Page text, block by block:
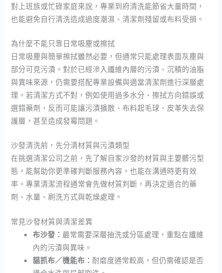
對上班族或忙碌家庭來說，專業到府清洗能節省大量時間，
也能避免自行清洗造成過度潮濕、清潔劑殘留或布料受損。
為什麼不能只靠日常吸塵或擦拭
日常吸塵與簡單擦拭雖然必要，但通常只能處理表面灰塵與
部分可見污漬。對於已經滲入纖維內層的污漬、沉積的油脂
與異味來源，仍需要搭配專業設備與適當清潔劑進行深層處
理。若清潔方式不對，例如使用過多水分、擦拭方向錯誤或
選錯藥劑，反而可能讓污漬擴散、布料起毛球、皮革失去保
護層，甚至造成發霉問題。
沙發清洗前，先分清材質與污漬類型
在挑選清潔公司之前，先了解自家沙發的材質與主要髒污型
態，能幫助你更準確判斷服務內容，也能在溝通時更有效
率。專業清潔流程通常會先做材質判斷，再決定適合的藥
劑、水量、刷洗方式與乾燥處理。
常見沙發材質與清潔差異
布沙發： 最常需要深層抽洗或分區處理，重點在纖維
內的污漬與異味。
貓抓布／機能布：耐磨度通常較高，但仍需確認是否